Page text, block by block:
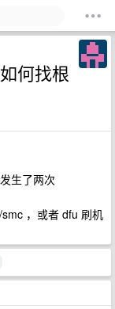
何找根
生了两次
，或者 dfu 刷机